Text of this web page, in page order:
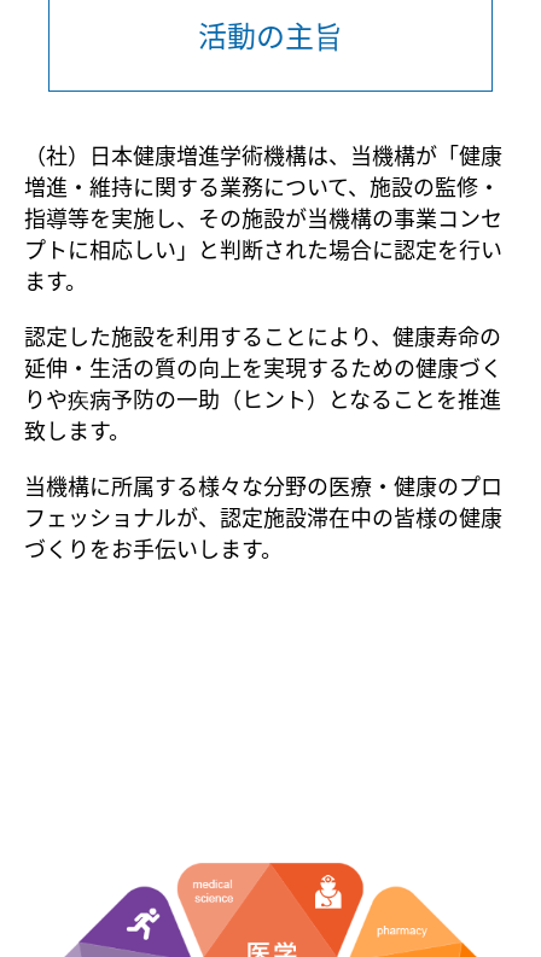
活動の主旨
（社）日本健康増進学術機構は、当機構が「健康
増進・維持に関する業務について、施設の監修・
指導等を実施し、その施設が当機構の事業コンセ
プトに相応しい」と判断された場合に認定を行い
ます。
認定した施設を利用することにより、健康寿命の
延伸・生活の質の向上を実現するための健康づく
りや疾病予防の一助（ヒント）となることを推進
致します。
当機構に所属する様々な分野の医療・健康のプロ
フェッショナルが、認定施設滞在中の皆様の健康
づくりをお手伝いします。